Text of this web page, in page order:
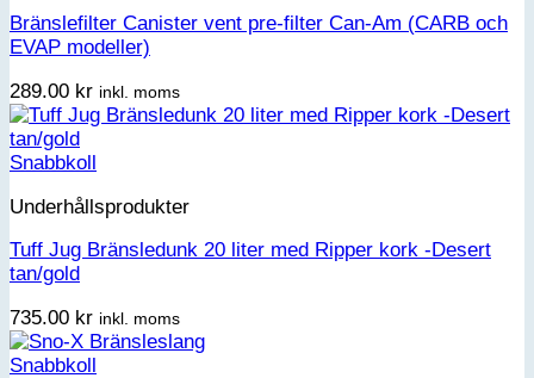
Bränslefilter Canister vent pre-filter Can-Am (CARB och
EVAP modeller)
289.00 kr inkl. moms
Snabbkoll
Underhållsprodukter
Tuff Jug Bränsledunk 20 liter med Ripper kork -Desert
tan/gold
735.00 kr inkl. moms
Snabbkoll